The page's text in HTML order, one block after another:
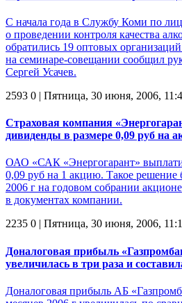
С начала года в Службу Коми по
о проведении контроля качества
обратились 19 оптовых
на семинаре-совещании сообщил
Сергей Усачев.
2593 0 | Пятница, 30 июня, 2006,
Страховая компания
дивиденды в размере 0,09 руб на
ОАО «САК «Энергогарант»
0,09 руб на 1 акцию. Такое
2006 г на годовом собрании
в документах компании.
2235 0 | Пятница, 30 июня, 2006,
Доналоговая прибыль
увеличилась в три раза и
Доналоговая прибыль АБ